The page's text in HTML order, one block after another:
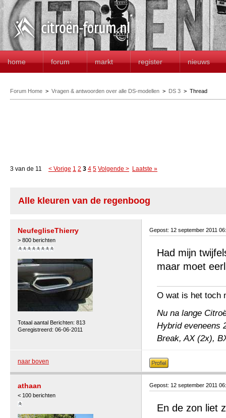
home forum markt register nieuws
Forum Home > Vragen & antwoorden over alle DS-modellen > DS 3 > Thread
3 van de 11 < Vorige 1 2 3 4 5 Volgende > Laatste »
Alle kleuren van de regenboog
NeufegliseThierry
> 800 berichten
Totaal aantal Berichten: 813
Geregistreerd: 06-06-2011
Gepost: 12 september 2011
Had mijn
maar moet
O wat is het toch
Nu na lange
Hybrid eveneens
Break, AX (2x),
naar boven
athaan
< 100 berichten
Gepost: 12 september 2011
En de zon liet